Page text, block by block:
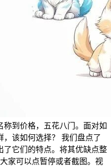
到价格，五花八门。面对如
，该如何选择？ 我们盘点了
了它们的特点。将其优缺点整
家可以点暂停或者截图。视